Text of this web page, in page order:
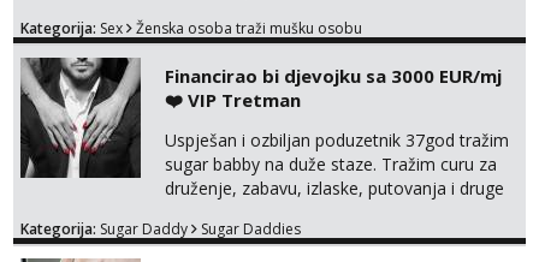
na link ispod i nadji me tamo, cekam te!
Kategorija: Sex Ženska osoba traži mušku osobu
Financirao bi djevojku sa 3000 EUR/mj
❤️ VIP Tretman
Uspješan i ozbiljan poduzetnik 37god tražim
sugar babby na duže staze. Tražim curu za
druženje, zabavu, izlaske, putovanja i druge
otvorena, komunikativna, zgodna i atraktivna
Kategorija: Sugar Daddy Sugar Daddies